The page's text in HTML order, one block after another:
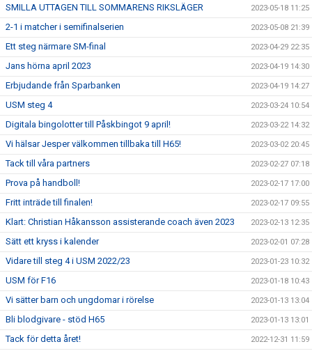
SMILLA UTTAGEN TILL SOMMARENS RIKSLÄGER 2023-05-18 11:25
2-1 i matcher i semifinalserien 2023-05-08 21:39
Ett steg närmare SM-final 2023-04-29 22:35
Jans hörna april 2023 2023-04-19 14:30
Erbjudande från Sparbanken 2023-04-19 14:27
USM steg 4 2023-03-24 10:54
Digitala bingolotter till Påskbingot 9 april! 2023-03-22 14:32
Vi hälsar Jesper välkommen tillbaka till H65! 2023-03-02 20:45
Tack till våra partners 2023-02-27 07:18
Prova på handboll! 2023-02-17 17:00
Fritt inträde till finalen! 2023-02-17 09:55
Klart: Christian Håkansson assisterande coach även 2023 2023-02-13 12:35
Sätt ett kryss i kalender 2023-02-01 07:28
Vidare till steg 4 i USM 2022/23 2023-01-23 10:32
USM för F16 2023-01-18 10:43
Vi sätter barn och ungdomar i rörelse 2023-01-13 13:04
Bli blodgivare - stöd H65 2023-01-13 13:01
Tack för detta året! 2022-12-31 11:59